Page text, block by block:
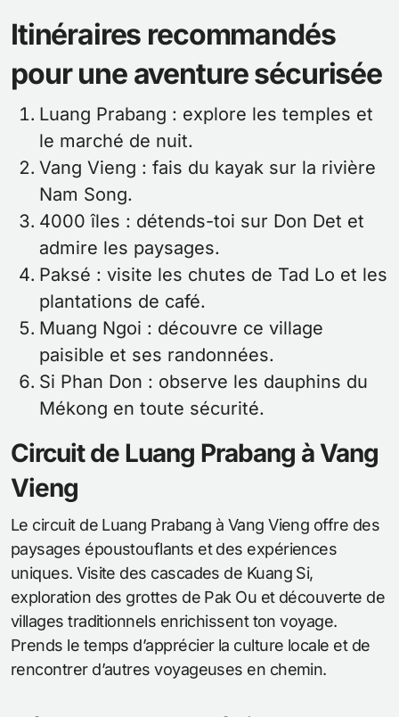
Itinéraires recommandés
pour une aventure sécurisée
Luang Prabang : explore les temples et
le marché de nuit.
Vang Vieng : fais du kayak sur la rivière
Nam Song.
4000 îles : détends-toi sur Don Det et
admire les paysages.
Paksé : visite les chutes de Tad Lo et les
plantations de café.
Muang Ngoi : découvre ce village
paisible et ses randonnées.
Si Phan Don : observe les dauphins du
Mékong en toute sécurité.
Circuit de Luang Prabang à Vang
Vieng
Le circuit de Luang Prabang à Vang Vieng offre des
paysages époustouflants et des expériences
uniques. Visite des cascades de Kuang Si,
exploration des grottes de Pak Ou et découverte de
villages traditionnels enrichissent ton voyage.
Prends le temps d’apprécier la culture locale et de
rencontrer d’autres voyageuses en chemin.